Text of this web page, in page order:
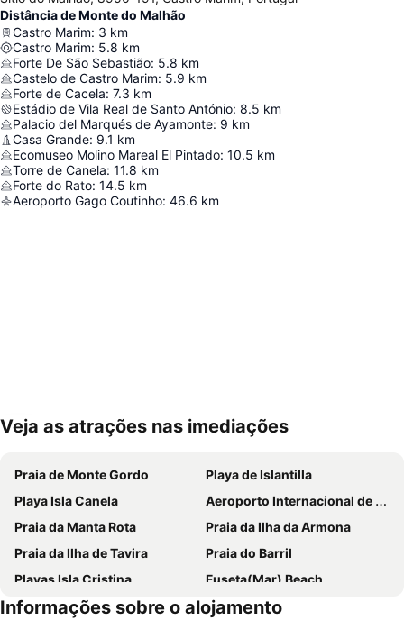
Distância de Monte do Malhão
Castro Marim: 3 km
Castro Marim: 5.8 km
Forte De São Sebastião: 5.8 km
Castelo de Castro Marim: 5.9 km
Forte de Cacela: 7.3 km
Estádio de Vila Real de Santo António: 8.5 km
Palacio del Marqués de Ayamonte: 9 km
Casa Grande: 9.1 km
Ecomuseo Molino Mareal El Pintado: 10.5 km
Torre de Canela: 11.8 km
Forte do Rato: 14.5 km
Aeroporto Gago Coutinho: 46.6 km
Ampliar mapa
Veja as atrações nas imediações
Praia de Monte Gordo
Playa de Islantilla
Playa Isla Canela
Aeroporto Internacional de Faro - Gago Coutinho
Praia da Manta Rota
Praia da Ilha da Armona
Praia da Ilha de Tavira
Praia do Barril
Playas Isla Cristina
Fuseta(Mar) Beach
Estádio Algarve
Playa Urbana de Punta Umbría
Informações sobre o alojamento